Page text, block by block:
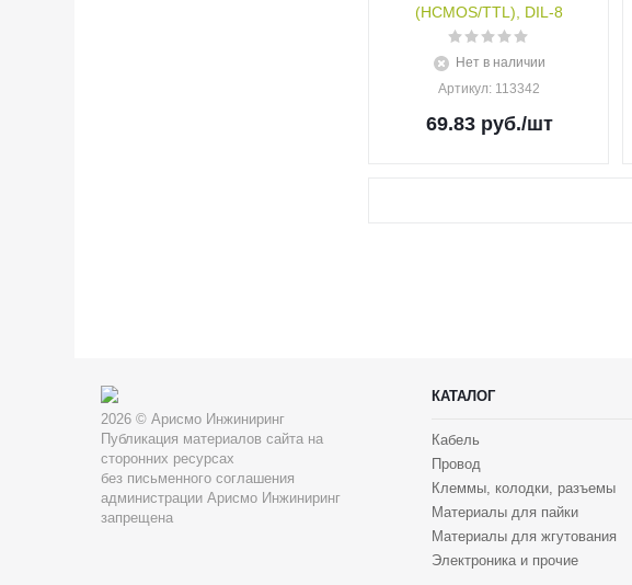
(HCMOS/TTL), DIL-8
Нет в наличии
Артикул: 113342
69.83руб./шт
2026 © Арисмо Инжиниринг
Публикация материалов сайта на
сторонних ресурсах
без письменного соглашения
администрации Арисмо Инжиниринг
запрещена
КАТАЛОГ
Кабель
Провод
Клеммы, колодки, разъемы
Материалы для пайки
Материалы для жгутования
Электроника и прочие